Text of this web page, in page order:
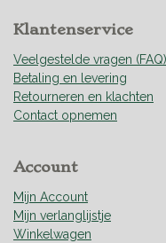
Klantenservice
Veelgestelde vragen (FAQ)
Betaling en levering
Retourneren en klachten
Contact opnemen
Account
Mijn Account
Mijn verlanglijstje
Winkelwagen